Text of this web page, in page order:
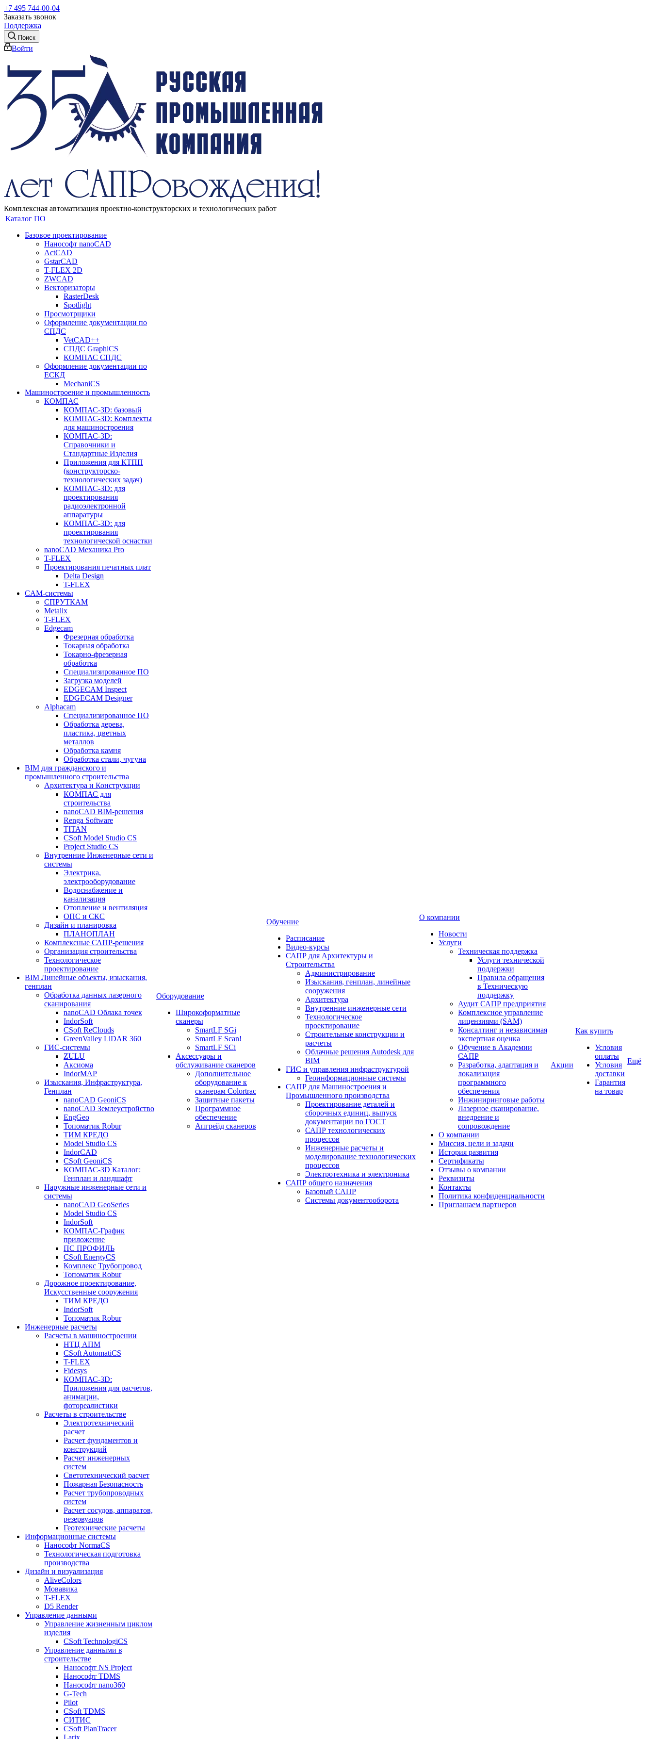
+7 495 744-00-04
Заказать звонок
Поддержка
Поиск
Войти
Комплексная автоматизация проектно-конструкторских и технологических работ
Каталог ПО
Базовое проектирование
Нанософт nanoCAD
ActCAD
GstarCAD
T-FLEX 2D
ZWCAD
Векторизаторы
RasterDesk
Spotlight
Просмотрщики
Оформление документации по
СПДС
VetCAD++
СПДС GraphiCS
КОМПАС СПДС
Оформление документации по
ЕСКД
MechaniCS
Машиностроение и промышленность
КОМПАС
КОМПАС-3D: базовый
КОМПАС-3D: Комплекты
для машиностроения
КОМПАС-3D:
Справочники и
Стандартные Изделия
Приложения для КТПП
(конструкторско-
технологических задач)
КОМПАС-3D: для
проектирования
радиоэлектронной
аппаратуры
КОМПАС-3D: для
проектирования
технологической оснастки
nanoCAD Механика Pro
T-FLEX
Проектирования печатных плат
Delta Design
T-FLEX
CAM-системы
СПРУТКAM
Metalix
T-FLEX
Edgecam
Фрезерная обработка
Токарная обработка
Токарно-фрезерная
обработка
Специализированное ПО
Загрузка моделей
EDGECAM Inspect
EDGECAM Designer
Alphacam
Специализированное ПО
Обработка дерева,
пластика, цветных
металлов
Обработка камня
Обработка стали, чугуна
BIM для гражданского и
промышленного строительства
Архитектура и Конструкции
КОМПАС для
строительства
nanoCAD BIM-решения
Renga Software
TITAN
CSoft Model Studio CS
Project Studio CS
Внутренние Инженерные сети и
системы
Электрика,
электрооборудование
Водоснабжение и
канализация
Отопление и вентиляция
ОПС и СКС
Дизайн и планировка
ПЛАНОПЛАН
Комплексные САПР-решения
Организация строительства
Технологическое
проектирование
BIM Линейные объекты, изыскания,
генплан
Обработка данных лазерного
сканирования
nanoCAD Облака точек
IndorSoft
CSoft ReClouds
GreenValley LiDAR 360
ГИС-системы
ZULU
Аксиома
IndorMAP
Изыскания, Инфраструктура,
Генплан
nanoCAD GeoniCS
nanoCAD Землеустройство
EngGeo
Топоматик Robur
ТИМ КРЕДО
Model Studio CS
IndorCAD
CSoft GeoniCS
КОМПАС-3D Каталог:
Генплан и ландшафт
Наружные инженерные сети и
системы
nanoCAD GeoSeries
Model Studio CS
IndorSoft
КОМПАС-График
приложение
ПС ПРОФИЛЬ
CSoft EnergyCS
Комплекс Трубопровод
Топоматик Robur
Дорожное проектирование,
Искусственные сооружения
ТИМ КРЕДО
IndorSoft
Топоматик Robur
Инженерные расчеты
Расчеты в машиностроении
НТЦ АПМ
CSoft AutomatiCS
T-FLEX
Fidesys
КОМПАС-3D:
Приложения для расчетов,
анимации,
фотореалистики
Расчеты в строительстве
Электротехнический
расчет
Расчет фундаментов и
конструкций
Расчет инженерных
систем
Светотехнический расчет
Пожарная Безопасность
Расчет трубопроводных
систем
Расчет сосудов, аппаратов,
резервуаров
Геотехнические расчеты
Информационные системы
Нанософт NormaCS
Технологическая подготовка
производства
Дизайн и визуализация
AliveColors
Мовавика
T-FLEX
D5 Render
Управление данными
Управление жизненным циклом
изделия
CSoft TechnologiCS
Управление данными в
строительстве
Нанософт NS Project
Нанософт TDMS
Нанософт nano360
G-Tech
Pilot
CSoft TDMS
СИТИС
CSoft PlanTracer
Larix
Оборудование
Широкоформатные
сканеры
SmartLF SGi
SmartLF Scan!
SmartLF SCi
Аксессуары и
обслуживание сканеров
Дополнительное
оборудование к
сканерам Colortrac
Защитные пакеты
Программное
обеспечение
Апгрейд сканеров
Обучение
Расписание
Видео-курсы
САПР для Архитектуры и
Строительства
Администрирование
Изыскания, генплан, линейные
сооружения
Архитектура
Внутренние инженерные сети
Технологическое
проектирование
Строительные конструкции и
расчеты
Облачные решения Autodesk для
BIM
ГИС и управления инфраструктурой
Геоинформационные системы
САПР для Машиностроения и
Промышленного производства
Проектирование деталей и
сборочных единиц, выпуск
документации по ГОСТ
САПР технологических
процессов
Инженерные расчеты и
моделирование технологических
процессов
Электротехника и электроника
САПР общего назначения
Базовый САПР
Системы документооборота
О компании
Новости
Услуги
Техническая поддержка
Услуги технической
поддержки
Правила обращения
в Техническую
поддержку
Аудит САПР предприятия
Комплексное управление
лицензиями (SAM)
Консалтинг и независимая
экспертная оценка
Обучение в Академии
САПР
Разработка, адаптация и
локализация
программного
обеспечения
Инжиниринговые работы
Лазерное сканирование,
внедрение и
сопровождение
О компании
Миссия, цели и задачи
История развития
Сертификаты
Отзывы о компании
Реквизиты
Контакты
Политика конфиденциальности
Приглашаем партнеров
Акции
Как купить
Условия
оплаты
Условия
доставки
Гарантия
на товар
Ещё